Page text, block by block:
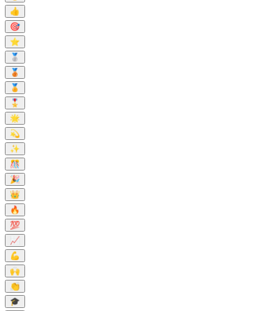
👍
🎯
⭐
🥈
🥉
🏅
🎖️
🌟
💫
✨
🎊
🎉
👑
🔥
💯
📈
💪
🙌
👏
🎓